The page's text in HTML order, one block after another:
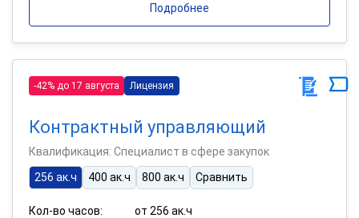
Подробнее
-42% до 17 августа Лицензия
Контрактный управляющий
Квалификация: Специалист в сфере закупок
256 ак.ч
400 ак.ч 800 ак.ч Сравнить
Кол-во часов:
от 256 ак.ч